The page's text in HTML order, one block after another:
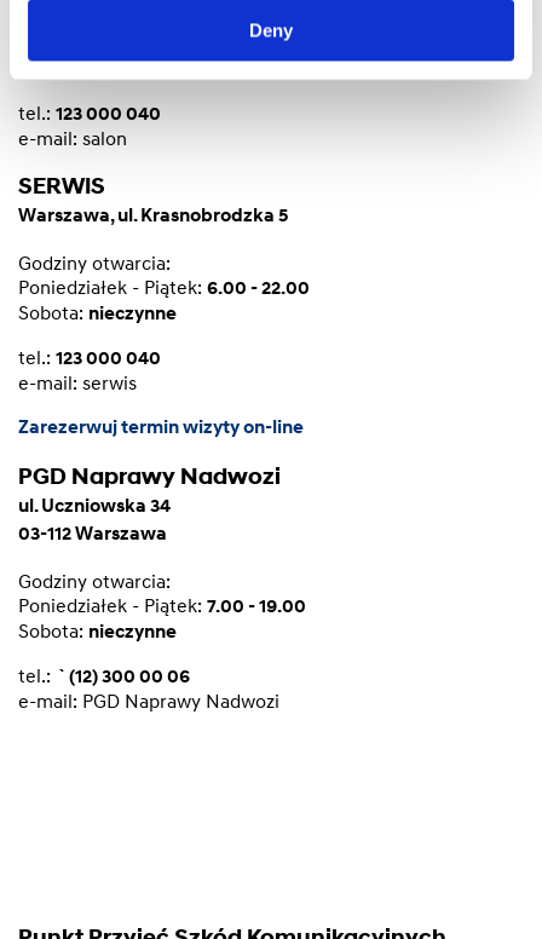
Deny
9.00 - 18.00
Sobota:10.00 - 15.00
tel.: 123 000 040
e-mail: salon
SERWIS
Warszawa, ul. Krasnobrodzka 5
Godziny otwarcia:
Poniedziałek - Piątek: 6.00 - 22.00
Sobota: nieczynne
tel.: 123 000 040
e-mail: serwis
Zarezerwuj termin wizyty on-line
PGD Naprawy Nadwozi
ul. Uczniowska 34
03-112 Warszawa
Godziny otwarcia:
Poniedziałek - Piątek: 7.00 - 19.00
Sobota: nieczynne
tel.: `(12) 300 00 06
e-mail: PGD Naprawy Nadwozi